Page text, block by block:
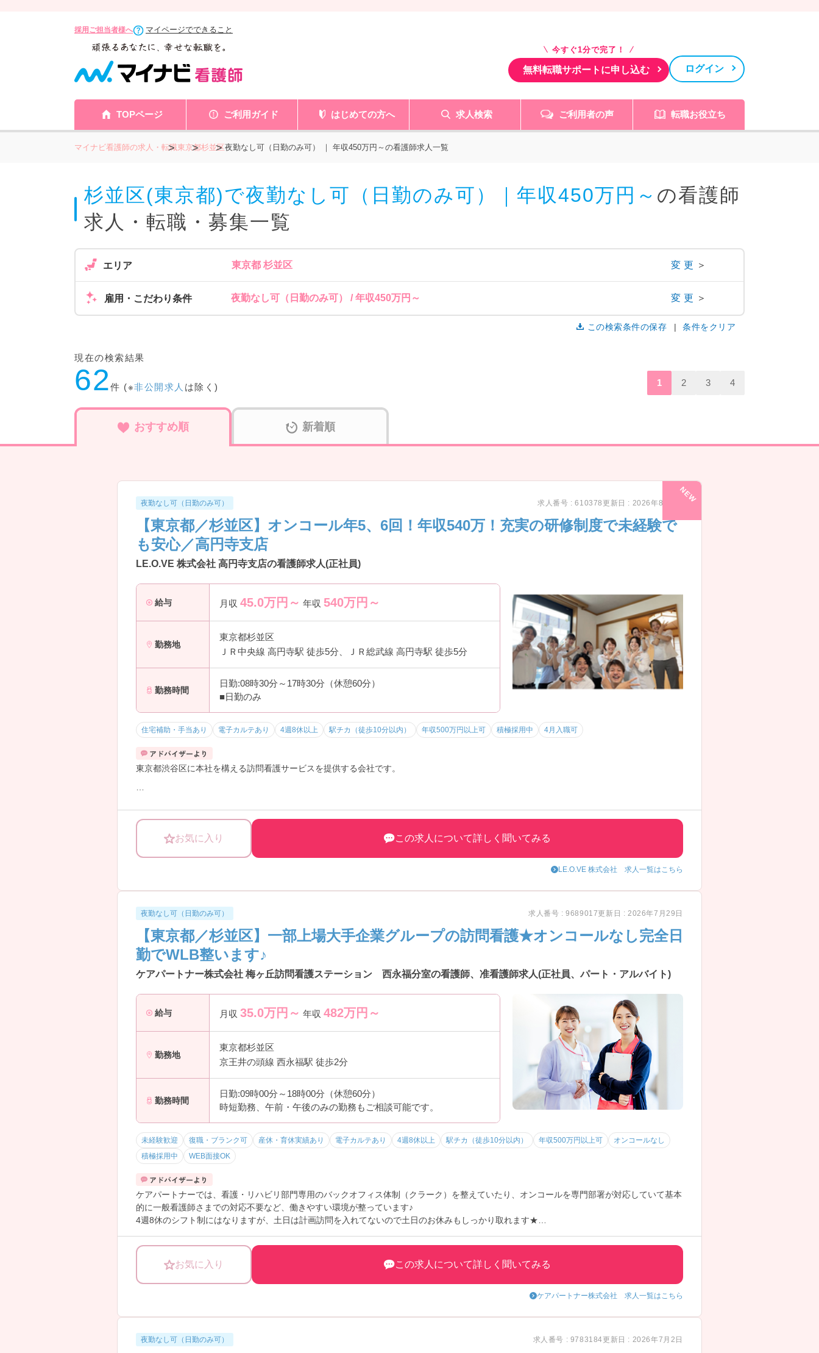
採用ご担当者様へ マイページでできること
今すぐ1分で完了！
無料転職サポートに申し込む ログイン
TOPページ ご利用ガイド はじめての方へ 求人検索 ご利用者の声 転職お役立ち
マイナビ看護師の求人・転職東京都杉並区夜勤なし可（日勤のみ可） ｜ 年収450万円～の看護師求人一覧
杉並区(東京都)で夜勤なし可（日勤のみ可）｜年収450万円～ の看護師
求人・転職・募集一覧
エリア 東京都 杉並区 変更 ＞
雇用・こだわり条件 夜勤なし可（日勤のみ可） / 年収450万円～ 変更 ＞
この検索条件の保存 条件をクリア
現在の検索結果
62件 (※非公開求人 は除く) 1 2 3 4
おすすめ順 新着順
夜勤なし可（日勤のみ可） 求人番号 : 610378更新日 : 2026年8月7日
【東京都／杉並区】オンコール年5、6回！年収540万！充実の研修制度で未経験で
も安心／高円寺支店
LE.O.VE 株式会社 高円寺支店の看護師求人(正社員)
給与 月収 45.0万円～ 年収 540万円～
勤務地
東京都杉並区
ＪＲ中央線 高円寺駅 徒歩5分、ＪＲ総武線 高円寺駅 徒歩5分
勤務時間
日勤:08時30分～17時30分（休憩60分）
■日勤のみ
住宅補助・手当あり 電子カルテあり 4週8休以上 駅チカ（徒歩10分以内） 年収500万円以上可 積極採用中 4月入職可
東京都渋谷区に本社を構える訪問看護サービスを提供する会社です。
20～30代な若手のスタッフが活躍しており、訪問看護未経験の方も、入社後の研修や独自のシステムがあるので学びながら成長することがで
きます。また自動車免許を持っていない方でも応募可能です。
お気に入り この求人について詳しく聞いてみる
LE.O.VE 株式会社 求人一覧はこちら
夜勤なし可（日勤のみ可） 求人番号 : 9689017更新日 : 2026年7月29日
【東京都／杉並区】一部上場大手企業グループの訪問看護★オンコールなし完全日
勤でWLB整います♪
ケアパートナー株式会社 梅ヶ丘訪問看護ステーション 西永福分室の看護師、准看護師求人(正社員、パート・アルバイト)
給与 月収 35.0万円～ 年収 482万円～
勤務地
東京都杉並区
京王井の頭線 西永福駅 徒歩2分
勤務時間
日勤:09時00分～18時00分（休憩60分）
時短勤務、午前・午後のみの勤務もご相談可能です。
未経験歓迎 復職・ブランク可 産休・育休実績あり 電子カルテあり 4週8休以上 駅チカ（徒歩10分以内） 年収500万円以上可
オンコールなし
積極採用中
WEB面接OK
ケアパートナーでは、看護・リハビリ部門専用のバックオフィス体制（クラーク）を整えていたり、オンコールを専門部署が対応していて基本
的に一般看護師さまでの対応不要など、働きやすい環境が整っています♪
4週8休のシフト制にはなりますが、土日は計画訪問を入れてないので土日のお休みもしっかり取れます★
少しでもご興味を持たれましたら、詳細ご案内させていただきますのでお気軽にお問い合わせください！
お気に入り この求人について詳しく聞いてみる
ケアパートナー株式会社 求人一覧はこちら
夜勤なし可（日勤のみ可） 求人番号 : 9783184更新日 : 2026年7月2日